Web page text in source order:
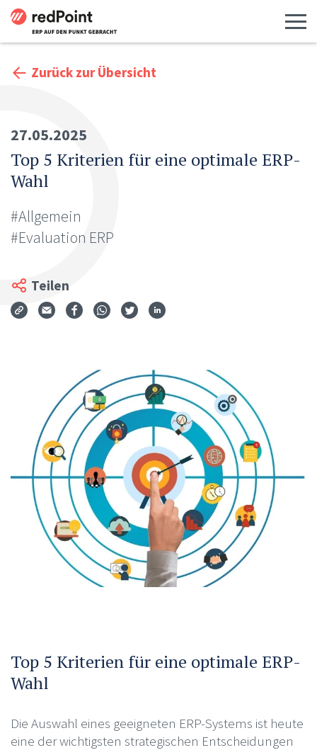
Zurück zur Übersicht
27.05.2025
Top 5 Kriterien für eine optimale ERP-
Wahl
#Allgemein
#Evaluation ERP
Teilen
Via Mail teilen
Auf Facebook teilen
Auf WhatsApp teilen
Auf Twitter teilen
Auf LinkedIn teilen
Top 5 Kriterien für eine optimale ERP-
Wahl
Die Auswahl eines geeigneten ERP-Systems ist heute
eine der wichtigsten strategischen Entscheidungen